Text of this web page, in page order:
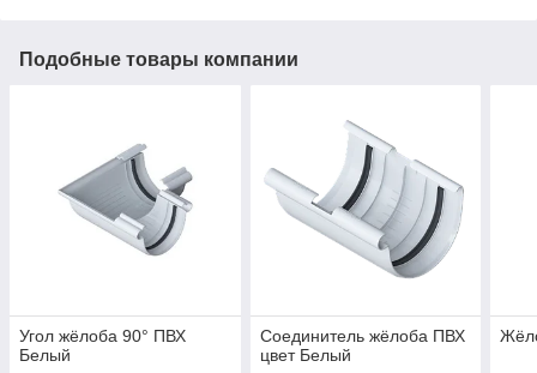
Подобные товары компании
Угол жёлоба 90° ПВХ
Белый
Соединитель жёлоба ПВХ
цвет Белый